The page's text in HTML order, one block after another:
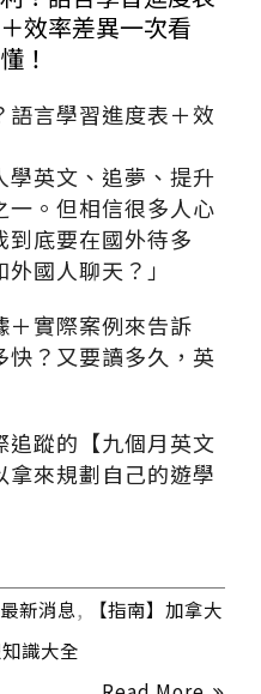
＋效率差異一次看
懂！
言學習進度表＋效
學英文、追夢、提升
一。但相信很多人心
到底要在國外待多
國人聊天？」
＋實際案例來告訴
？又要讀多久，英
追蹤的【九個月英文
來規劃自己的遊學
新消息,
【指南】加拿大
識大全